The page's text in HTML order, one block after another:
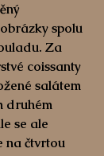
spolu
Za
coissanty
salátem
druhém
se ale
na čtvrtou